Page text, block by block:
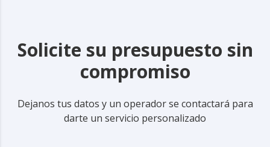
Solicite su presupuesto sin
compromiso
Dejanos tus datos y un operador se contactará para
darte un servicio personalizado